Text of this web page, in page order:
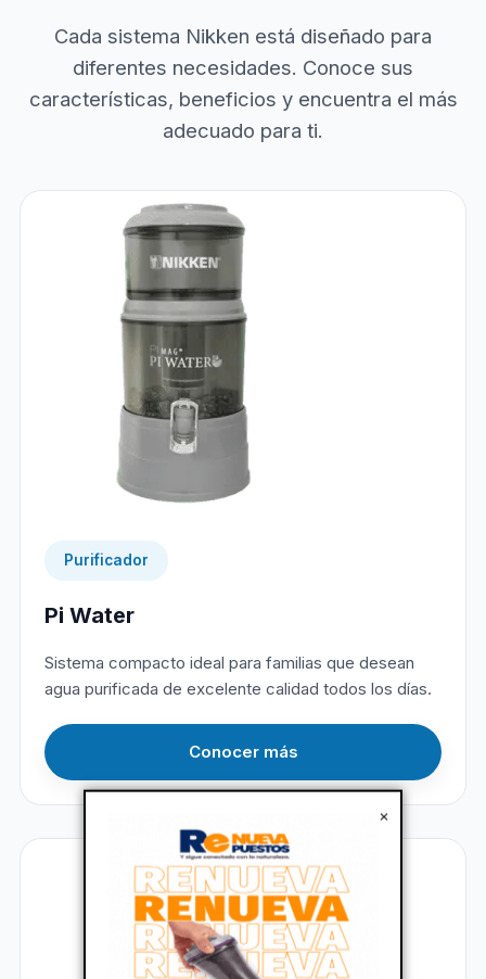
×
Cada sistema Nikken está diseñado para
diferentes necesidades. Conoce sus
características, beneficios y encuentra el más
adecuado para ti.
Purificador
Pi Water
Sistema compacto ideal para familias que desean
agua purificada de excelente calidad todos los días.
Conocer más